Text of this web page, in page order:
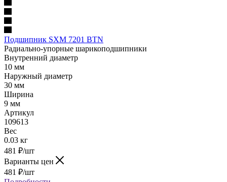
Подшипник SXM 7201 BTN
Радиально-упорные шарикоподшипники
Внутренний диаметр
10 мм
Наружный диаметр
30 мм
Ширина
9 мм
Артикул
109613
Вес
0.03 кг
481 ₽/шт
Варианты цен
481 ₽/шт